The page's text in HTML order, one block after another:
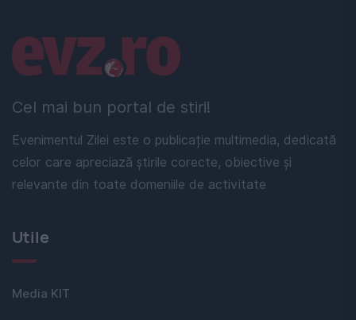
Cel mai bun portal de stiri!
Evenimentul Zilei este o publicație multimedia, dedicată
celor care apreciază știrile corecte, obiective și
relevante din toate domeniile de activitate
Linkuri utile
Utile
Media KIT